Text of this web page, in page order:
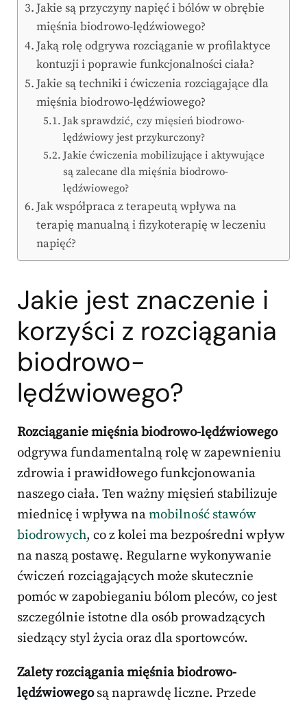
Jakie są przyczyny napięć i bólów w obrębie
mięśnia biodrowo-lędźwiowego?
Jaką rolę odgrywa rozciąganie w profilaktyce
kontuzji i poprawie funkcjonalności ciała?
Jakie są techniki i ćwiczenia rozciągające dla
mięśnia biodrowo-lędźwiowego?
Jak sprawdzić, czy mięsień biodrowo-
lędźwiowy jest przykurczony?
Jakie ćwiczenia mobilizujące i aktywujące
są zalecane dla mięśnia biodrowo-
lędźwiowego?
Jak współpraca z terapeutą wpływa na
terapię manualną i fizykoterapię w leczeniu
napięć?
Jakie jest znaczenie i
korzyści z rozciągania
biodrowo-
lędźwiowego?
Rozciąganie mięśnia biodrowo-lędźwiowego
odgrywa fundamentalną rolę w zapewnieniu
zdrowia i prawidłowego funkcjonowania
naszego ciała. Ten ważny mięsień stabilizuje
miednicę i wpływa namobilność stawów
biodrowych, co z kolei ma bezpośredni wpływ
na naszą postawę. Regularne wykonywanie
ćwiczeń rozciągających może skutecznie
pomóc w zapobieganiu bólom pleców, co jest
szczególnie istotne dla osób prowadzących
siedzący styl życia oraz dla sportowców.
Zalety rozciągania mięśnia biodrowo-
lędźwiowegosą naprawdę liczne. Przede